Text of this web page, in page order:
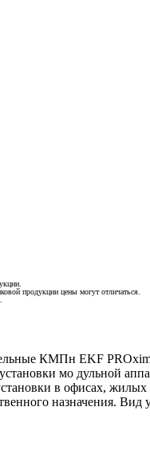
продукции цены могут отличаться.
КМПн EKF
мо дульной
в офисах, жилых
назначения. Вид